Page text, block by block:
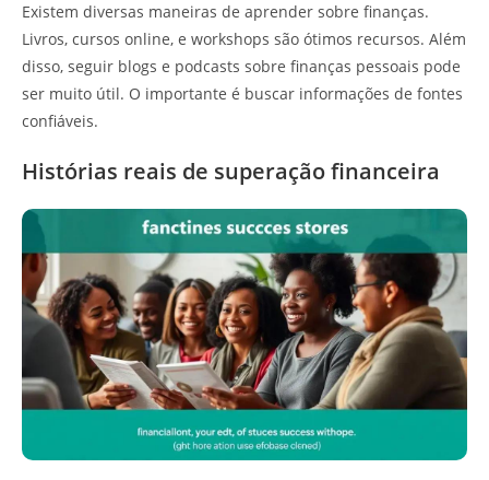
Existem diversas maneiras de aprender sobre finanças.
Livros, cursos online, e workshops são ótimos recursos. Além
disso, seguir blogs e podcasts sobre finanças pessoais pode
ser muito útil. O importante é buscar informações de fontes
confiáveis.
Histórias reais de superação financeira